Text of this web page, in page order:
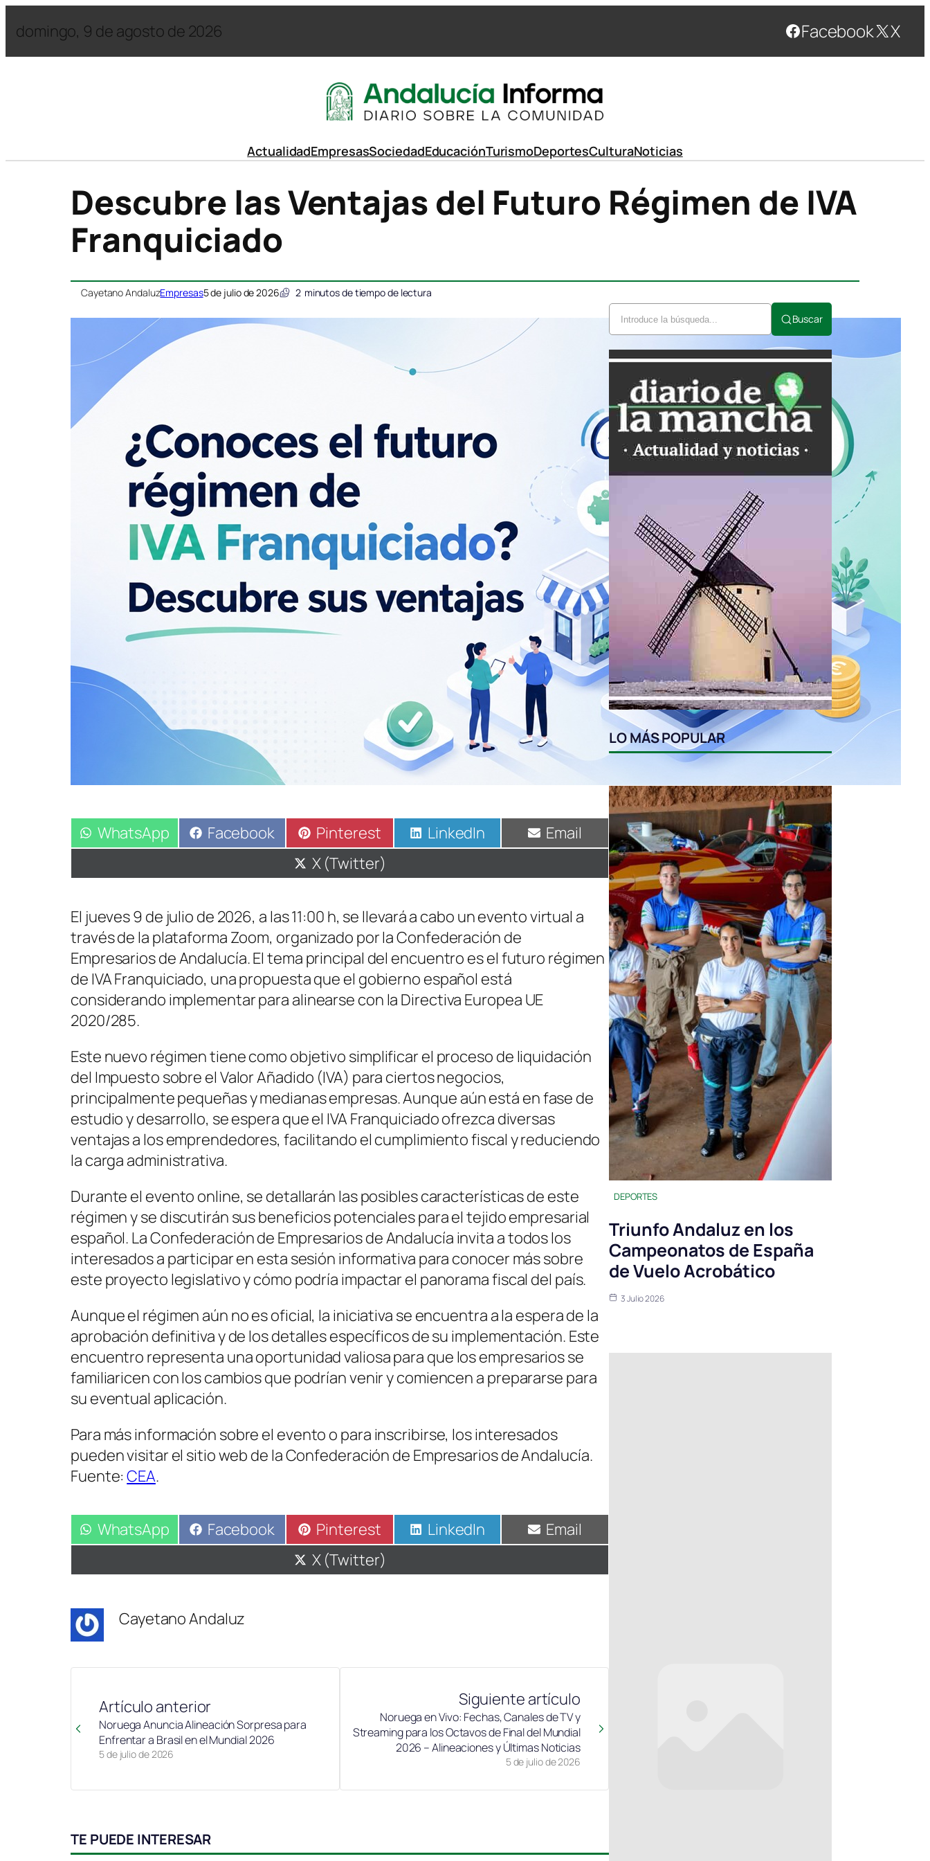
domingo, 9 de agosto de 2026 Facebook X
ActualidadEmpresasSociedadEducaciónTurismoDeportesCulturaNoticias
Descubre las Ventajas del Futuro Régimen de IVA
Franquiciado
Cayetano AndaluzEmpresas5 de julio de 2026 2 minutos de tiempo de lectura
Compartir
en
WhatsApp Compartir
en
Facebook Compartir
en
Pinterest Compartir
en
LinkedIn Compartir
en
Email
Compartir
en
X (Twitter)
El jueves 9 de julio de 2026, a las 11:00 h, se llevará a cabo un evento virtual a
través de la plataforma Zoom, organizado por la Confederación de
Empresarios de Andalucía. El tema principal del encuentro es el futuro régimen
de IVA Franquiciado, una propuesta que el gobierno español está
considerando implementar para alinearse con la Directiva Europea UE
2020/285.
Este nuevo régimen tiene como objetivo simplificar el proceso de liquidación
del Impuesto sobre el Valor Añadido (IVA) para ciertos negocios,
principalmente pequeñas y medianas empresas. Aunque aún está en fase de
estudio y desarrollo, se espera que el IVA Franquiciado ofrezca diversas
ventajas a los emprendedores, facilitando el cumplimiento fiscal y reduciendo
la carga administrativa.
Durante el evento online, se detallarán las posibles características de este
régimen y se discutirán sus beneficios potenciales para el tejido empresarial
español. La Confederación de Empresarios de Andalucía invita a todos los
interesados a participar en esta sesión informativa para conocer más sobre
este proyecto legislativo y cómo podría impactar el panorama fiscal del país.
Aunque el régimen aún no es oficial, la iniciativa se encuentra a la espera de la
aprobación definitiva y de los detalles específicos de su implementación. Este
encuentro representa una oportunidad valiosa para que los empresarios se
familiaricen con los cambios que podrían venir y comiencen a prepararse para
su eventual aplicación.
Para más información sobre el evento o para inscribirse, los interesados
pueden visitar el sitio web de la Confederación de Empresarios de Andalucía.
Fuente:CEA.
Compartir
en
WhatsApp Compartir
en
Facebook Compartir
en
Pinterest Compartir
en
LinkedIn Compartir
en
Email
Compartir
en
X (Twitter)
Cayetano Andaluz
Artículo anterior
5 de julio de 2026
Noruega Anuncia Alineación Sorpresa para
Enfrentar a Brasil en el Mundial 2026
Siguiente artículo
5 de julio de 2026
Noruega en Vivo: Fechas, Canales de TV y
Streaming para los Octavos de Final del Mundial
2026 – Alineaciones y Últimas Noticias
TE PUEDE INTERESAR
Buscar
LO MÁS POPULAR
DEPORTES
Triunfo Andaluz en los
Campeonatos de España
de Vuelo Acrobático
3 Julio 2026